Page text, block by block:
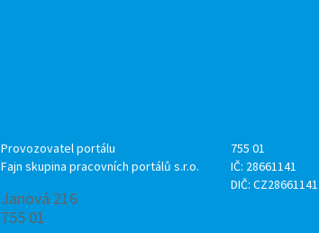
Provozovatel portálu
Fajn skupina pracovních portálů s.r.o.
Janová 216
755 01
755 01
IČ: 28661141
DIČ: CZ28661141